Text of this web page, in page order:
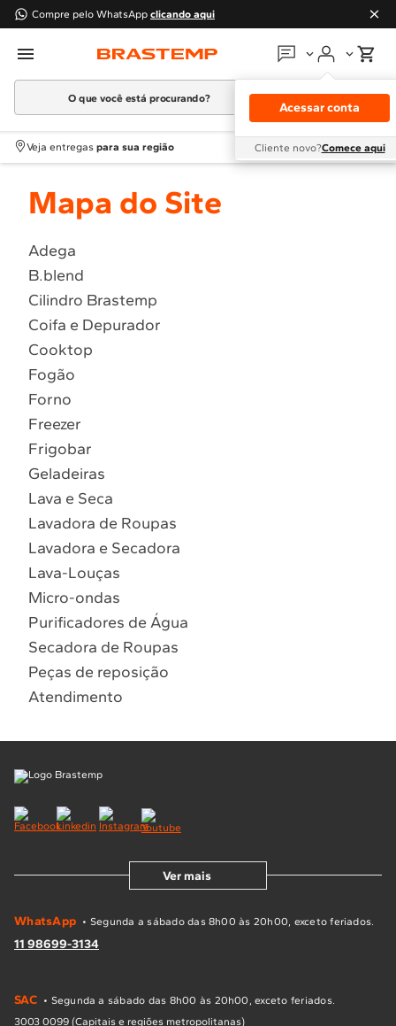
Compre pelo WhatsApp clicando aqui
Em que podemos ajudar?
Atendimento Brastemp
Localizar assistência técnica
Acessar conta
Cliente novo?Comece aqui
O que você está procurando?
Termos mais buscados
1º Geladeira
2
Fogao
4 º Lava Louça
5 º Cooktop
6º Microondas Brastemp
7º Forno
8º Embutir
9º Combos
Veja entregas para sua região
Mapa do Site
Adega
B.blend
Cilindro Brastemp
Coifa e Depurador
Cooktop
Fogão
Forno
Freezer
Frigobar
Geladeiras
Lava e Seca
Lavadora de Roupas
Lavadora e Secadora
Lava-Louças
Micro-ondas
Purificadores de Água
Secadora de Roupas
Peças de reposição
Atendimento
Ver mais
WhatsApp • Segunda a sábado das 8h00 às 20h00, exceto feriados.
11 98699-3134
SAC • Segunda a sábado das 8h00 às 20h00, exceto feriados.
3003 0099 (Capitais e regiões metropolitanas)